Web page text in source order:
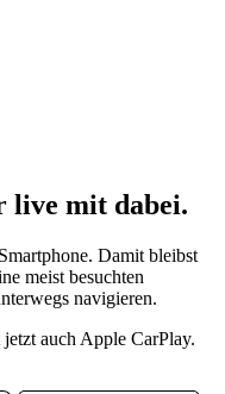
live mit dabei.
Damit bleibst
meist besuchten
navigieren.
auch Apple CarPlay.